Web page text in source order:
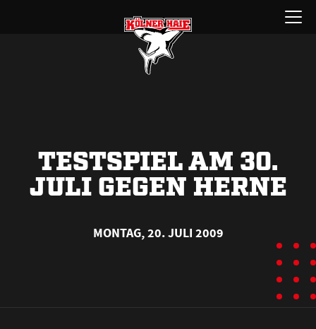
Menü
öffnen
TESTSPIEL AM 30.
JULI GEGEN HERNE
MONTAG, 20. JULI 2009